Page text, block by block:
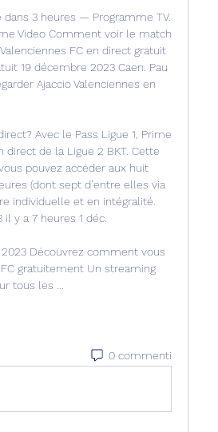
dans 3 heures — Programme TV.
Video Comment voir le match
FC en direct gratuit
19 décembre 2023 Caen. Pau
Ajaccio Valenciennes en
Avec le Pass Ligue 1, Prime
de la Ligue 2 BKT. Cette
pouvez accéder aux huit
(dont sept d’entre elles via
individuelle et en intégralité.
y a 7 heures 1 déc.
Découvrez comment vous
gratuitement Un streaming
tous les ...
0 commenti